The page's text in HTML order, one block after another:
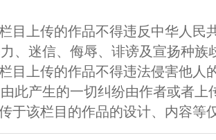
目上传的作品不得违反中华人民
、迷信、侮辱、诽谤及宣扬种族
目上传的作品不得违法侵害他人
此产生的一切纠纷由作者或者上
于该栏目的作品的设计、内容等